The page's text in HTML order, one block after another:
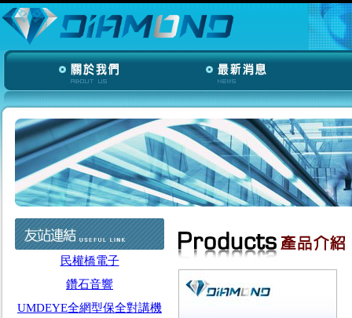
民權橋電子
鑽石音響
UMDEYE全網型保全對講機